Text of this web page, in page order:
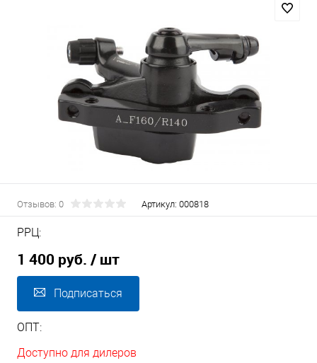
Отзывов: 0 Артикул: 000818
РРЦ:
1 400 руб. / шт
Подписаться
ОПТ:
Доступно для дилеров